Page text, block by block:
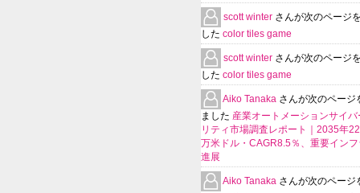
scott winter さんが次のページ
した color tiles game
scott winter さんが次のページ
した color tiles game
Aiko Tanaka さんが次のページ
ました 産業オートメーションサイ
リティ市場調査レポート｜2035年
万米ドル・CAGR8.5％、重要イン
進展
Aiko Tanaka さんが次のページ